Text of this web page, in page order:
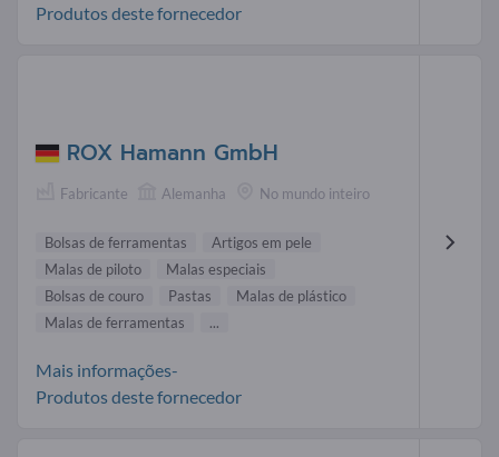
Produtos deste fornecedor
ROX Hamann GmbH
Fabricante Alemanha No mundo inteiro
Bolsas de ferramentas
Artigos em pele
Malas de piloto
Malas especiais
Bolsas de couro
Pastas
Malas de plástico
Malas de ferramentas
...
Mais informações-
Produtos deste fornecedor